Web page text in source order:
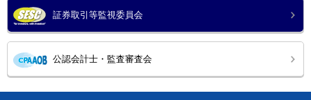
証券取引等監視委員会
公認会計士・監査審査会